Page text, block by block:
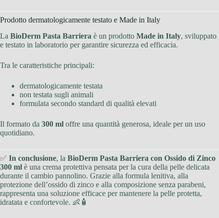
Prodotto dermatologicamente testato e Made in Italy
La BioDerm Pasta Barriera è un prodotto Made in Italy, sviluppato
e testato in laboratorio per garantire sicurezza ed efficacia.
Tra le caratteristiche principali:
dermatologicamente testata
non testata sugli animali
formulata secondo standard di qualità elevati
Il formato da 300 ml offre una quantità generosa, ideale per un uso
quotidiano.
✅ In conclusione, la BioDerm Pasta Barriera con Ossido di Zinco
300 ml è una crema protettiva pensata per la cura della pelle delicata
durante il cambio pannolino. Grazie alla formula lenitiva, alla
protezione dell’ossido di zinco e alla composizione senza parabeni,
rappresenta una soluzione efficace per mantenere la pelle protetta,
idratata e confortevole. 👶🧴